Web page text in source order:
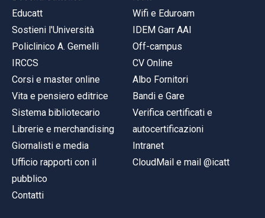
Educatt
Sostieni l'Università
Policlinico A. Gemelli
IRCCS
Corsi e master online
Vita e pensiero editrice
Sistema bibliotecario
Librerie e merchandising
Giornalisti e media
Ufficio rapporti con il
pubblico
Contatti
Wifi e Eduroam
IDEM Garr AAI
Off-campus
CV Online
Albo Fornitori
Bandi e Gare
Verifica certificati e
autocertificazioni
Intranet
CloudMail e mail @icatt